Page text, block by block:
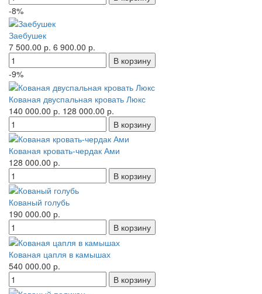
-8%
Заебушек
7 500.00 р. 6 900.00 р.
-9%
Кованая двуспальная кровать Люкс
140 000.00 р. 128 000.00 р.
Кованая кровать-чердак Ами
128 000.00 р.
Кованый голубь
190 000.00 р.
Кованая цапля в камышах
540 000.00 р.